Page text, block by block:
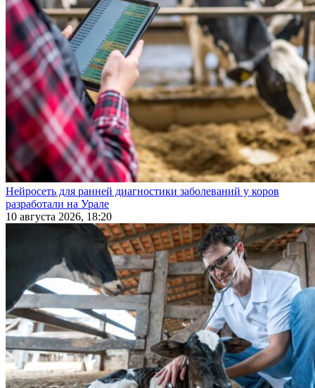
Нейросеть для ранней диагностики заболеваний у коров
разработали на Урале
10 августа 2026, 18:20